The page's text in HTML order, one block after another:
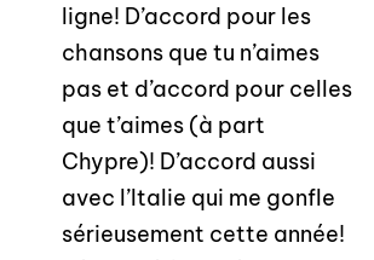
ligne! D’accord pour les
chansons que tu n’aimes
pas et d’accord pour celles
que t’aimes (à part
Chypre)! D’accord aussi
avec l’Italie qui me gonfle
sérieusement cette année!